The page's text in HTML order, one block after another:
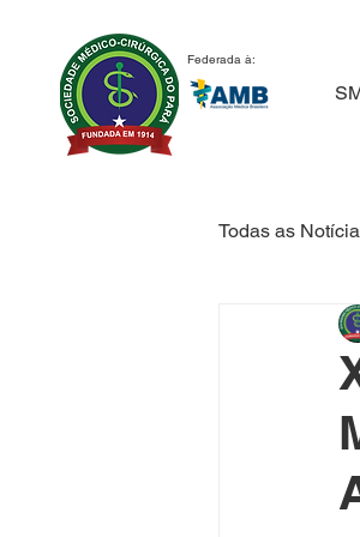
Federada à:
Todas as
História
Prevenção